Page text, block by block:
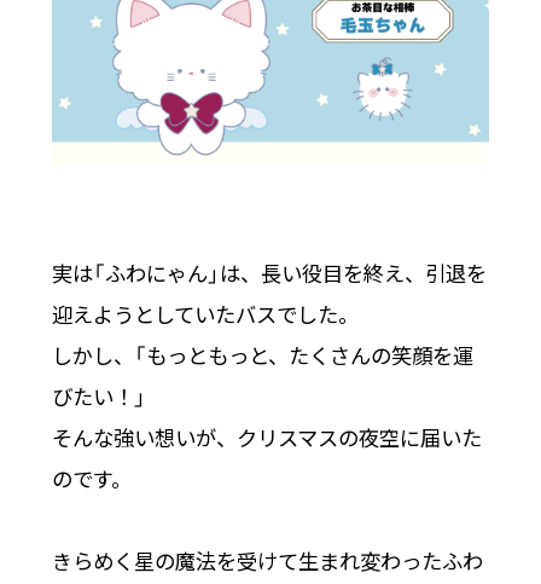
実は「ふわにゃん」は、長い役目を終え、引退を
迎えようとしていたバスでした。
しかし、「もっともっと、たくさんの笑顔を運
びたい！」
そんな強い想いが、クリスマスの夜空に届いた
のです。
きらめく星の魔法を受けて生まれ変わったふわ